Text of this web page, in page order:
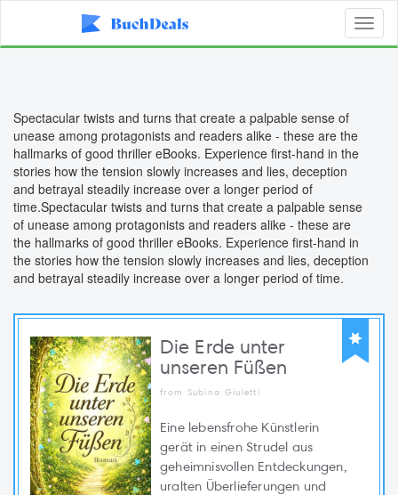
Spectacular twists and turns that create a palpable sense of
unease among protagonists and readers alike - these are the
hallmarks of good thriller eBooks. Experience first-hand in the
stories how the tension slowly increases and lies, deception
and betrayal steadily increase over a longer period of
time.Spectacular twists and turns that create a palpable sense
of unease among protagonists and readers alike - these are
the hallmarks of good thriller eBooks. Experience first-hand in
the stories how the tension slowly increases and lies, deception
and betrayal steadily increase over a longer period of time.
Die Erde unter
unseren Füßen
from Subina Giuletti
Eine lebensfrohe Künstlerin
gerät in einen Strudel aus
geheimnisvollen Entdeckungen,
uralten Überlieferungen und